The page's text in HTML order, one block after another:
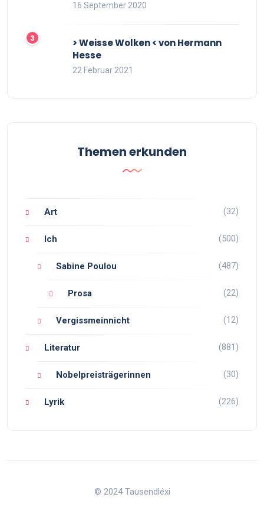
16 September 2020
> Weisse Wolken < von Hermann
Hesse
22 Februar 2021
Themen erkunden
Art (32)
Ich (500)
Sabine Poulou (487)
Prosa (22)
Vergissmeinnicht (12)
Literatur (881)
Nobelpreisträgerinnen (30)
Lyrik (226)
© 2024 Tausendléxi